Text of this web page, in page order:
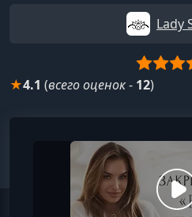
Lady
★4.1 (всего оценок- 12)